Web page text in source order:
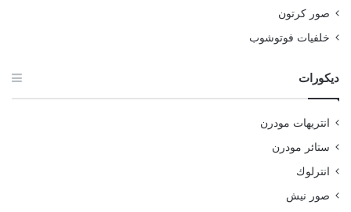
صور كرتون
خلفيات فوتوشوب
ديكورات
انتريهات مودرن
ستائر مودرن
انترلوك
صور نيش